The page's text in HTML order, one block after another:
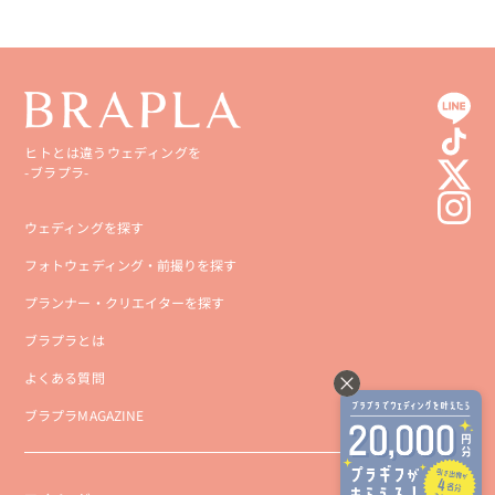
ヒトとは違うウェディングを
-ブラプラ-
ウェディングを探す
フォトウェディング・前撮りを探す
プランナー・クリエイターを探す
ブラプラとは
よくある質問
ブラプラMAGAZINE